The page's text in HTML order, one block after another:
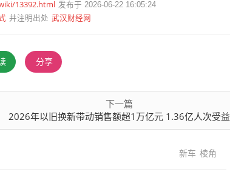
13392.html 发布于 2026-06-22 16:05:24
并注明出处 武汉财经网
分享
下一篇
2026年以旧换新带动销售额超1万亿元 1.36亿人次受益
新车 棱角